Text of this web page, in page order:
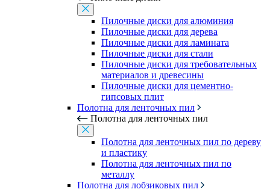
Пилочные диски для алюминия
Пилочные диски для дерева
Пилочные диски для ламината
Пилочные диски для стали
Пилочные диски для требовательных
материалов и древесины
Пилочные диски для цементно-
гипсовых плит
Полотна для ленточных пил
Полотна для ленточных пил
Полотна для ленточных пил по дереву
и пластику
Полотна для ленточных пил по
металлу
Полотна для лобзиковых пил